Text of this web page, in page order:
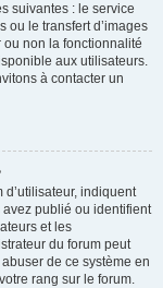
suivantes : le service
ou le transfert d’images
ou non la fonctionnalité
aux utilisateurs.
à contacter un
indiquent
publié ou identifient
et les
du forum peut
de ce système en
rang sur le forum.